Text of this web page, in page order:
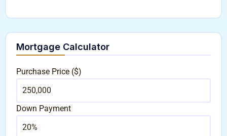
Mortgage Calculator
Purchase Price ($)
Down Payment